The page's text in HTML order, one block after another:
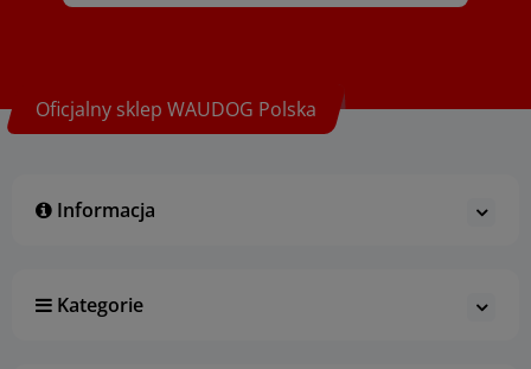
Oficjalny sklep WAUDOG Polska
Informacja
Kategorie